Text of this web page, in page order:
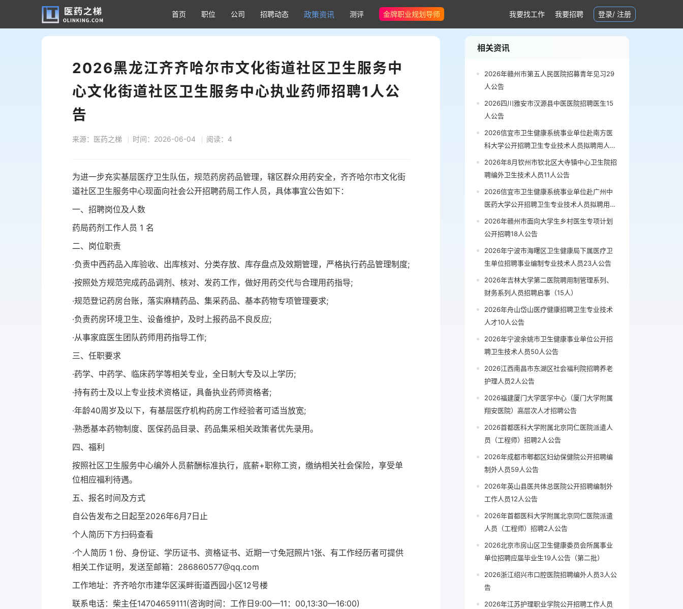
首页 职位 公司 招聘动态 政策资讯 测评 金牌职业规划导师 我要找工作 我要招聘 登录/ 注册
2026黑龙江齐齐哈尔市文化街道社区卫生服务中
心文化街道社区卫生服务中心执业药师招聘1人公
告
来源：医药之梯 时间：2026-06-04 阅读：4
为进一步充实基层医疗卫生队伍，规范药房药品管理，辖区群众用药安全，齐齐哈尔市文化街
道社区卫生服务中心现面向社会公开招聘药局工作人员，具体事宜公告如下：
一、招聘岗位及人数
药局药剂工作人员 1 名
二、岗位职责
·负责中西药品入库验收、出库核对、分类存放、库存盘点及效期管理，严格执行药品管理制度;
·按照处方规范完成药品调剂、核对、发药工作，做好用药交代与合理用药指导;
·规范登记药房台账，落实麻精药品、集采药品、基本药物专项管理要求;
·负责药房环境卫生、设备维护，及时上报药品不良反应;
·从事家庭医生团队药师用药指导工作;
三、任职要求
·药学、中药学、临床药学等相关专业，全日制大专及以上学历;
·持有药士及以上专业技术资格证，具备执业药师资格者;
·年龄40周岁及以下，有基层医疗机构药房工作经验者可适当放宽;
·熟悉基本药物制度、医保药品目录、药品集采相关政策者优先录用。
四、福利
按照社区卫生服务中心编外人员薪酬标准执行，底薪+职称工资，缴纳相关社会保险，享受单
位相应福利待遇。
五、报名时间及方式
自公告发布之日起至2026年6月7日止
个人简历下方扫码查看
·个人简历 1 份、身份证、学历证书、资格证书、近期一寸免冠照片1张、有工作经历者可提供
相关工作证明，发送至邮箱：286860577@qq.com
工作地址：齐齐哈尔市建华区溪畔街道西园小区12号楼
联系电话：柴主任14704659111(咨询时间：工作日9:00—11：00,13:30—16:00)
相关资讯
2026年赣州市第五人民医院招募青年见习29
人公告
2026四川雅安市汉源县中医医院招聘医生15
人公告
2026信宜市卫生健康系统事业单位赴南方医
科大学公开招聘卫生专业技术人员拟聘用人员
公示公告
2026年8月钦州市钦北区大寺镇中心卫生院招
聘编外卫生技术人员11人公告
2026信宜市卫生健康系统事业单位赴广州中
医药大学公开招聘卫生专业技术人员拟聘用人
员公示（第三批）公告
2026年赣州市面向大学生乡村医生专项计划
公开招聘18人公告
2026年宁波市海曙区卫生健康局下属医疗卫
生单位招聘事业编制专业技术人员23人公告
2026年吉林大学第二医院聘用制管理系列、
财务系列人员招聘启事（15人）
2026年舟山岱山医疗健康招聘卫生专业技术
人才10人公告
2026年宁波余姚市卫生健康事业单位公开招
聘卫生技术人员50人公告
2026江西南昌市东湖区社会福利院招聘养老
护理人员2人公告
2026福建厦门大学医学中心（厦门大学附属
翔安医院）高层次人才招聘公告
2026首都医科大学附属北京同仁医院派遣人
员（工程师）招聘2人公告
2026年成都市郫都区妇幼保健院公开招聘编
制外人员59人公告
2026年英山县医共体总医院公开招聘编制外
工作人员12人公告
2026年首都医科大学附属北京同仁医院派遣
人员（工程师）招聘2人公告
2026北京市房山区卫生健康委员会所属事业
单位招聘应届毕业生19人公告（第二批）
2026浙江绍兴市口腔医院招聘编外人员3人公
告
2026年江苏护理职业学院公开招聘工作人员